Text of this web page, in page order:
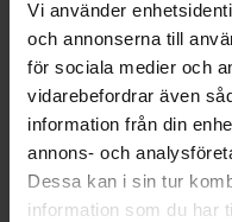
Vi använder
och annonserna till
för sociala medier och
vidarebefordrar även
information från din
annons- och
Dessa kan i sin tur
information som du har
Futura Ex